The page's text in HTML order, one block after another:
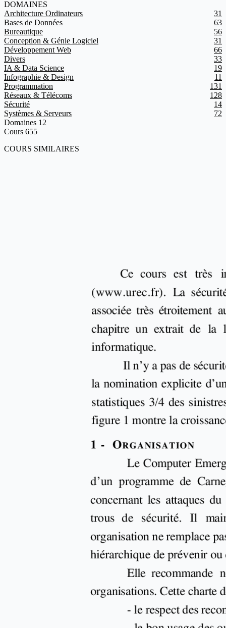
DOMAINES
Architecture Ordinateurs
31
Bases de Données
63
Bureautique
56
Conception & Génie Logiciel
31
Développement Web
66
Divers
33
IA & Data Science
19
Infographie & Design
11
Programmation
131
Réseaux & Télécoms
128
Sécurité
14
Systèmes & Serveurs
72
Domaines 12
Cours 655
COURS SIMILAIRES